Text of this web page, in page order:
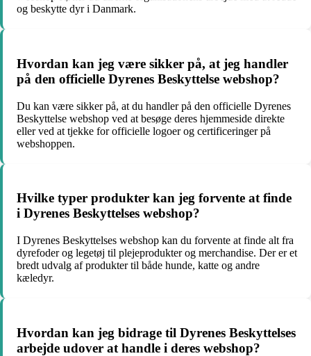
og beskytte dyr i Danmark.
Hvordan kan jeg være sikker på, at jeg handler
på den officielle Dyrenes Beskyttelse webshop?
Du kan være sikker på, at du handler på den officielle Dyrenes
Beskyttelse webshop ved at besøge deres hjemmeside direkte
eller ved at tjekke for officielle logoer og certificeringer på
webshoppen.
Hvilke typer produkter kan jeg forvente at finde
i Dyrenes Beskyttelses webshop?
I Dyrenes Beskyttelses webshop kan du forvente at finde alt fra
dyrefoder og legetøj til plejeprodukter og merchandise. Der er et
bredt udvalg af produkter til både hunde, katte og andre
kæledyr.
Hvordan kan jeg bidrage til Dyrenes Beskyttelses
arbejde udover at handle i deres webshop?